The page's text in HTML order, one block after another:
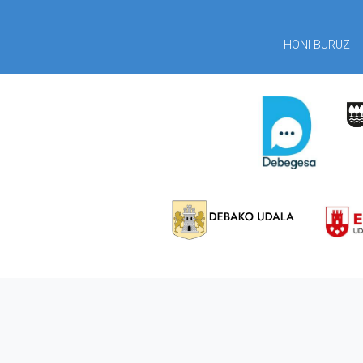
HONI BURUZ